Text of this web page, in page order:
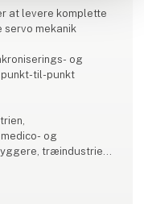
at levere komplette
servo mekanik
og
til-punkt
og
træindustrien
systemet. Derfor